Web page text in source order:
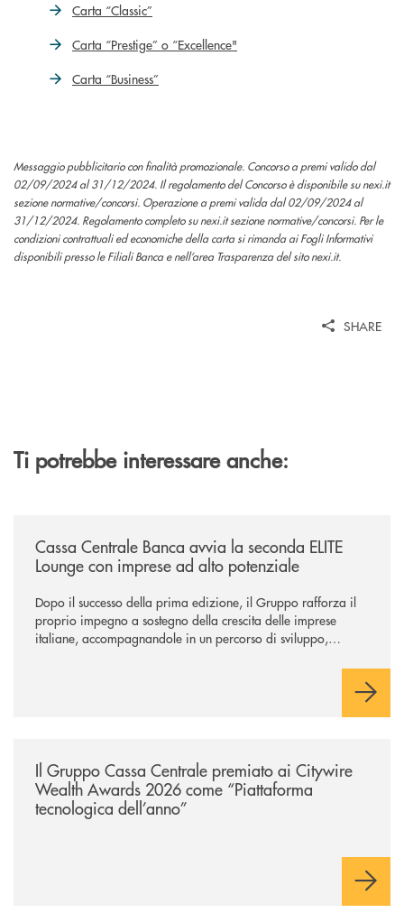
Carta “Classic”
Carta “Prestige” o “Excellence"
Carta “Business”
Messaggio pubblicitario con finalità promozionale. Concorso a premi valido dal
02/09/2024 al 31/12/2024. Il regolamento del Concorso è disponibile su nexi.it
sezione normative/concorsi. Operazione a premi valida dal 02/09/2024 al
31/12/2024. Regolamento completo su nexi.it sezione normative/concorsi. Per le
condizioni contrattuali ed economiche della carta si rimanda ai Fogli Informativi
disponibili presso le Filiali Banca e nell’area Trasparenza del sito nexi.it.
SHARE
Ti potrebbe interessare anche:
Cassa Centrale Banca avvia la seconda ELITE
Lounge con imprese ad alto potenziale
Dopo il successo della prima edizione, il Gruppo rafforza il
proprio impegno a sostegno della crescita delle imprese
italiane, accompagnandole in un percorso di sviluppo,
Il Gruppo Cassa Centrale premiato ai Citywire
Wealth Awards 2026 come “Piattaforma
tecnologica dell’anno”